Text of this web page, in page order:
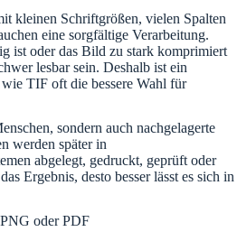
kleinen Schriftgrößen, vielen Spalten
eine sorgfältige Verarbeitung.
ist oder das Bild zu stark komprimiert
lesbar sein. Deshalb ist ein
TIF oft die bessere Wahl für
sondern auch nachgelagerte
werden später in
abgelegt, gedruckt, geprüft oder
Ergebnis, desto besser lässt es sich in
oder PDF